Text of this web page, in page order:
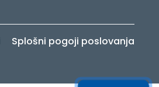
Splošni pogoji poslovanja